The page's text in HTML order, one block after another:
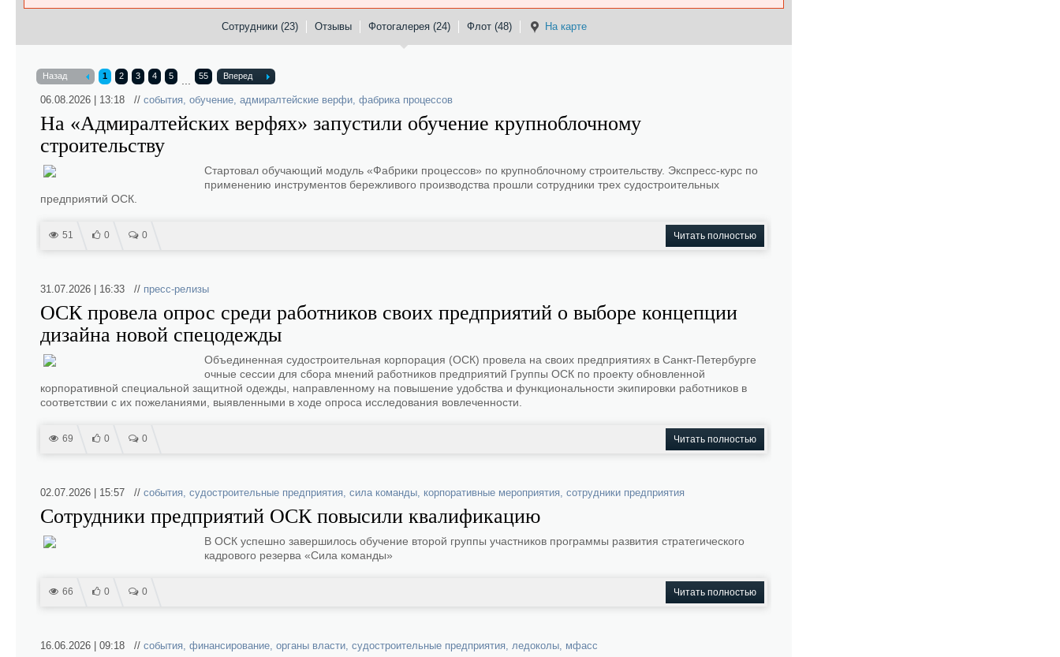
Сотрудники (23) Отзывы Фотогалерея (24) Флот (48) На карте
Назад 1 2 3 4 5 55 Вперед
06.08.2026 | 13:18 // события, обучение, адмиралтейские верфи, фабрика процессов
На «Адмиралтейских верфях» запустили обучение крупноблочному
строительству
Стартовал обучающий модуль «Фабрики процессов» по крупноблочному строительству. Экспресс-курс по
применению инструментов бережливого производства прошли сотрудники трех судостроительных
предприятий ОСК.
51 0 0 Читать полностью
31.07.2026 | 16:33 // пресс-релизы
ОСК провела опрос среди работников своих предприятий о выборе концепции
дизайна новой спецодежды
Объединенная судостроительная корпорация (ОСК) провела на своих предприятиях в Санкт-Петербурге
очные сессии для сбора мнений работников предприятий Группы ОСК по проекту обновленной
корпоративной специальной защитной одежды, направленному на повышение удобства и функциональности экипировки работников в
соответствии с их пожеланиями, выявленными в ходе опроса исследования вовлеченности.
69 0 0 Читать полностью
02.07.2026 | 15:57 // события, судостроительные предприятия, сила команды, корпоративные мероприятия, сотрудники предприятия
Сотрудники предприятий ОСК повысили квалификацию
В ОСК успешно завершилось обучение второй группы участников программы развития стратегического
кадрового резерва «Сила команды»
66 0 0 Читать полностью
16.06.2026 | 09:18 // события, финансирование, органы власти, судостроительные предприятия, ледоколы, мфасс